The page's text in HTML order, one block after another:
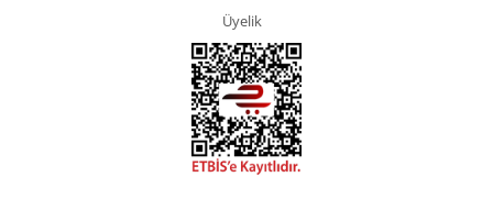
Üyelik